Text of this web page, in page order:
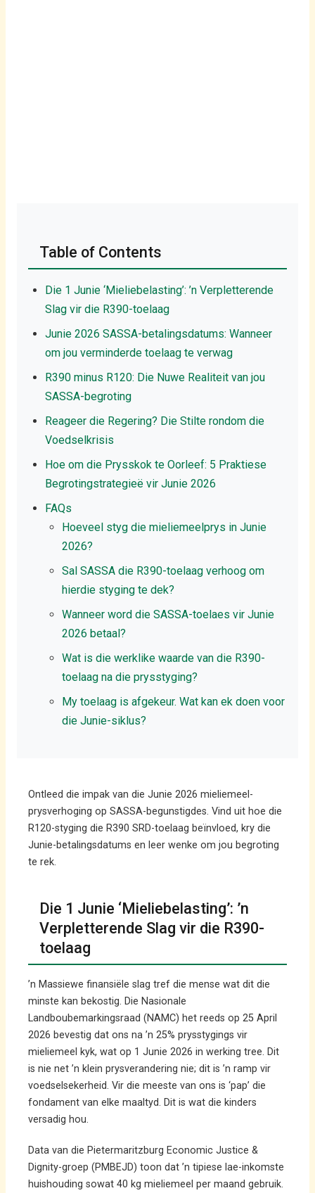
Table of Contents
Die 1 Junie ‘Mieliebelasting’: ’n Verpletterende
Slag vir die R390-toelaag
Junie 2026 SASSA-betalingsdatums: Wanneer
om jou verminderde toelaag te verwag
R390 minus R120: Die Nuwe Realiteit van jou
SASSA-begroting
Reageer die Regering? Die Stilte rondom die
Voedselkrisis
Hoe om die Prysskok te Oorleef: 5 Praktiese
Begrotingstrategieë vir Junie 2026
FAQs
Hoeveel styg die mieliemeelprys in Junie
2026?
Sal SASSA die R390-toelaag verhoog om
hierdie styging te dek?
Wanneer word die SASSA-toelaes vir Junie
2026 betaal?
Wat is die werklike waarde van die R390-
toelaag na die prysstyging?
My toelaag is afgekeur. Wat kan ek doen voor
die Junie-siklus?
Ontleed die impak van die Junie 2026 mieliemeel-
prysverhoging op SASSA-begunstigdes. Vind uit hoe die
R120-styging die R390 SRD-toelaag beïnvloed, kry die
Junie-betalingsdatums en leer wenke om jou begroting
te rek.
Die 1 Junie ‘Mieliebelasting’: ’n
Verpletterende Slag vir die R390-
toelaag
’n Massiewe finansiële slag tref die mense wat dit die
minste kan bekostig. Die Nasionale
Landboubemarkingsraad (NAMC) het reeds op 25 April
2026 bevestig dat ons na ’n 25% prysstygings vir
mieliemeel kyk, wat op 1 Junie 2026 in werking tree. Dit
is nie net ’n klein prysverandering nie; dit is ’n ramp vir
voedselsekerheid. Vir die meeste van ons is ‘pap’ die
fondament van elke maaltyd. Dit is wat die kinders
versadig hou.
Data van die Pietermaritzburg Economic Justice &
Dignity-groep (PMBEJD) toon dat ’n tipiese lae-inkomste
huishouding sowat 40 kg mieliemeel per maand gebruik.